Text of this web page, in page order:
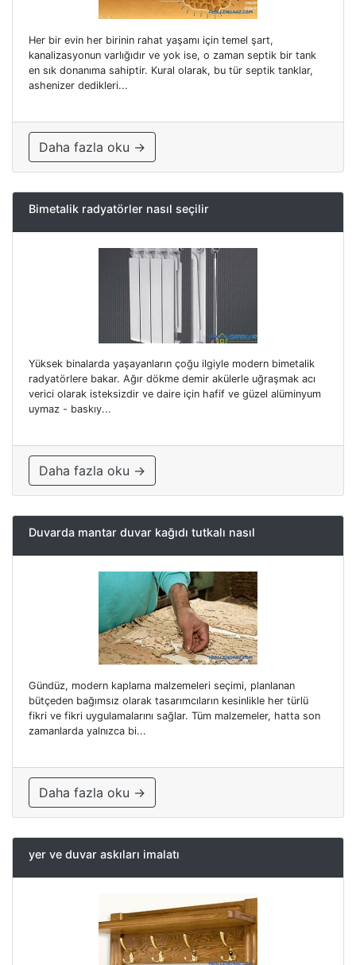
Her bir evin her birinin rahat yaşamı için temel şart,
kanalizasyonun varlığıdır ve yok ise, o zaman septik bir tank
en sık donanıma sahiptir. Kural olarak, bu tür septik tanklar,
ashenizer dedikleri...
Daha fazla oku →
Bimetalik radyatörler nasıl seçilir
Yüksek binalarda yaşayanların çoğu ilgiyle modern bimetalik
radyatörlere bakar. Ağır dökme demir akülerle uğraşmak acı
verici olarak isteksizdir ve daire için hafif ve güzel alüminyum
uymaz - baskıy...
Daha fazla oku →
Duvarda mantar duvar kağıdı tutkalı nasıl
Gündüz, modern kaplama malzemeleri seçimi, planlanan
bütçeden bağımsız olarak tasarımcıların kesinlikle her türlü
fikri ve fikri uygulamalarını sağlar. Tüm malzemeler, hatta son
zamanlarda yalnızca bi...
Daha fazla oku →
yer ve duvar askıları imalatı